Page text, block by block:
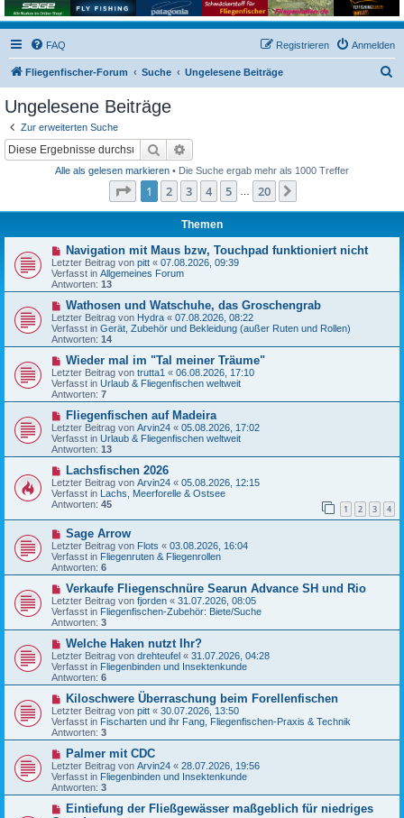
FAQ Anmelden
Registrieren
Fliegenfischer-Forum Suche Ungelesene Beiträge
Ungelesene Beiträge
Zur erweiterten Suche
Suche
Alle als gelesen markieren • Die Suche ergab mehr als 1000 Treffer
Seite 1von 20
1 2 3 4 5 20
Themen
N
e
u
e
r
B
e
i
t
r
a
Navigation mit Maus bzw, Touchpad funktioniert nicht
Letzter Beitrag von pitt « 07.08.2026, 09:39
Verfasst in Allgemeines Forum
Antworten: 13
N
e
u
e
r
B
e
i
t
r
a
g
Wathosen und Watschuhe, das Groschengrab
Letzter Beitrag von Hydra « 07.08.2026, 08:22
Verfasst in Gerät, Zubehör und Bekleidung (außer Ruten und Rollen)
Antworten: 14
N
e
u
e
r
B
e
i
t
r
a
g
Wieder mal im "Tal meiner Träume"
Letzter Beitrag von trutta1 « 06.08.2026, 17:10
Verfasst in Urlaub & Fliegenfischen weltweit
Antworten: 7
N
e
u
e
r
B
e
i
t
r
a
g
Fliegenfischen auf Madeira
Letzter Beitrag von Arvin24 « 05.08.2026, 17:02
Verfasst in Urlaub & Fliegenfischen weltweit
Antworten: 13
N
e
u
e
r
B
e
i
t
r
a
g
Lachsfischen 2026
Letzter Beitrag von Arvin24 « 05.08.2026, 12:15
Verfasst in Lachs, Meerforelle & Ostsee
Antworten: 45 1 2 3 4
N
e
u
e
r
B
e
i
t
r
a
Sage Arrow
Letzter Beitrag von Flots « 03.08.2026, 16:04
Verfasst in Fliegenruten & Fliegenrollen
Antworten: 6
N
e
u
e
r
B
e
i
t
r
a
g
Verkaufe Fliegenschnüre Searun Advance SH und Rio
Letzter Beitrag von fjorden « 31.07.2026, 08:05
Verfasst in Fliegenfischen-Zubehör: Biete/Suche
Antworten: 3
N
e
u
e
r
B
e
i
t
r
a
g
Welche Haken nutzt Ihr?
Letzter Beitrag von drehteufel « 31.07.2026, 04:28
Verfasst in Fliegenbinden und Insektenkunde
Antworten: 6
N
e
u
e
r
B
e
i
t
r
a
g
Kiloschwere Überraschung beim Forellenfischen
Letzter Beitrag von pitt « 30.07.2026, 13:50
Verfasst in Fischarten und ihr Fang, Fliegenfischen-Praxis & Technik
Antworten: 3
N
e
u
e
r
B
Palmer mit CDC
Letzter Beitrag von Arvin24 « 28.07.2026, 19:56
Verfasst in Fliegenbinden und Insektenkunde
Antworten: 3
NEintiefung der Fließgewässer maßgeblich für niedriges